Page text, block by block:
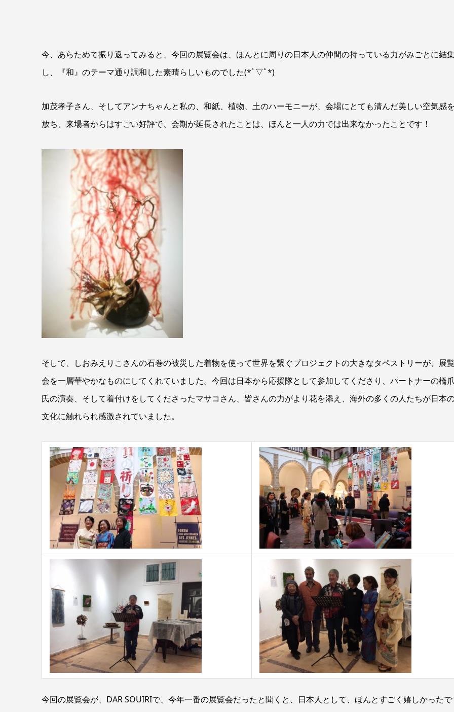
今、あらためて振り返ってみると、今回の展覧会は、ほんとに周りの日本人の仲間の持っている力がみごとに結
し、『和』のテーマ通り調和した素晴らしいものでした(*ﾟ▽ﾟ*)
加茂孝子さん、そしてアンナちゃんと私の、和紙、植物、土のハーモニーが、会場にとても清んだ美しい空気感
放ち、来場者からはすごい好評で、会期が延長されたことは、ほんと一人の力では出来なかったことです！
そして、しおみえりこさんの石巻の被災した着物を使って世界を繋ぐプロジェクトの大きなタペストリーが、展
会を一層華やかなものにしてくれていました。今回は日本から応援隊として参加してくださり、パートナーの橋
氏の演奏、そして着付けをしてくださったマサコさん、皆さんの力がより花を添え、海外の多くの人たちが日本
文化に触れられ感激されていました。
今回の展覧会が、DAR SOUIRIで、今年一番の展覧会だったと聞くと、日本人として、ほんとすごく嬉しかったで